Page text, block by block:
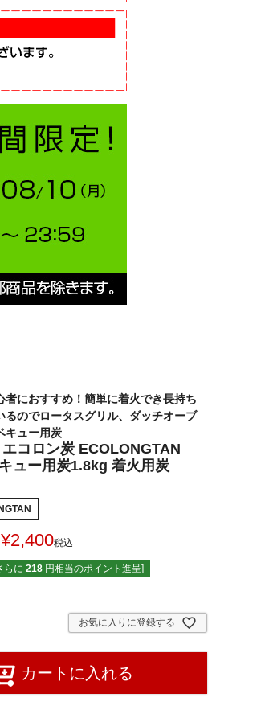
者におすすめ！簡単に着火でき長持ち
るのでロータスグリル、ダッチオーブ
キュー用炭
エコロン炭 ECOLONGTAN
ュー用炭1.8kg 着火用炭
¥2,400税込
らに 218 円相当のポイント進呈]
お気に入りに登録する
カートに入れる